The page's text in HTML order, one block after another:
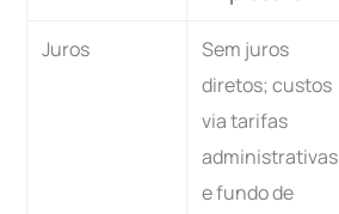
Juros
Sem juros
diretos; custos
via tarifas
administrativas
e fundo de